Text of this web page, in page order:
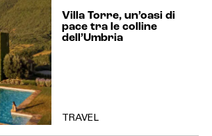
Villa Torre, un’oasi di
pace tra le colline
dell’Umbria
TRAVEL